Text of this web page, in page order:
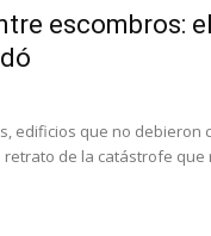
escombros:
edificios que no debieron
retrato de la catástrofe que